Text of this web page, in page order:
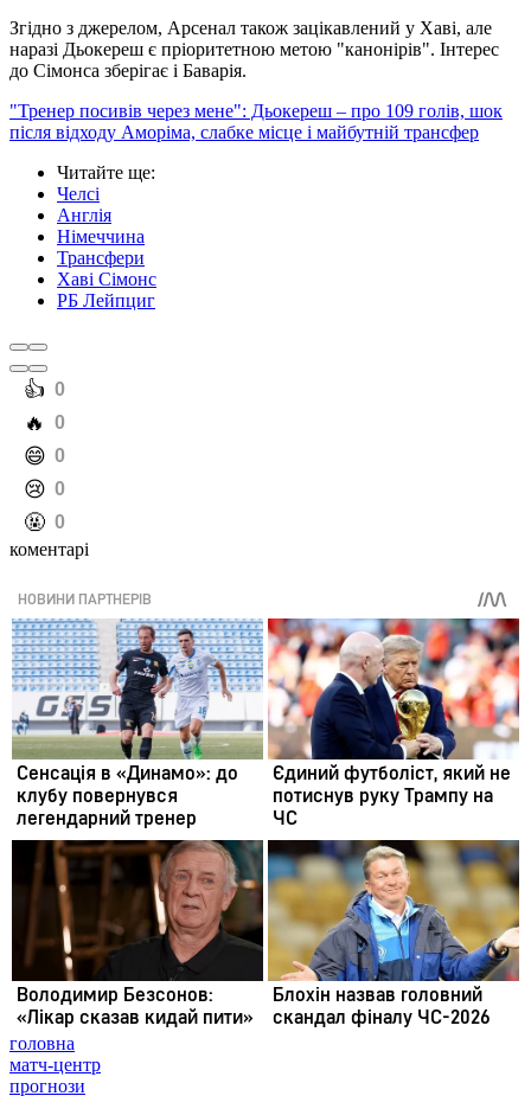
Згідно з джерелом, Арсенал також зацікавлений у Хаві, але
наразі Дьокереш є пріоритетною метою "канонірів". Інтерес
до Сімонса зберігає і Баварія.
"Тренер посивів через мене": Дьокереш – про 109 голів, шок
після відходу Аморіма, слабке місце і майбутній трансфер
Читайте ще:
Челсі
Англія
Німеччина
Трансфери
Хаві Сімонс
РБ Лейпциг
️👍 0
️🔥 0
️😄 0
️😢 0
️🤬 0
коментарі
головна
матч-центр
прогнози